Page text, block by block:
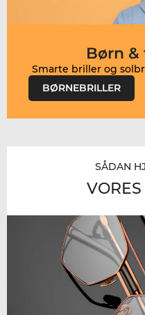
Børn
BØRNEBRILLER
SÅDAN